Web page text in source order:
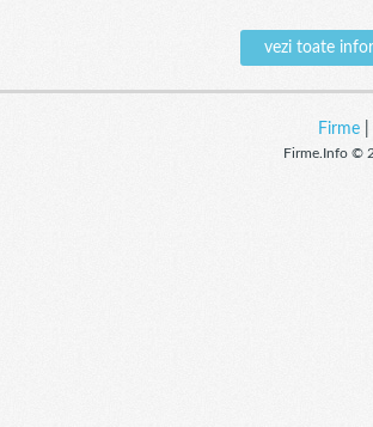
vezi toate
Firme|
Firme.Info ©